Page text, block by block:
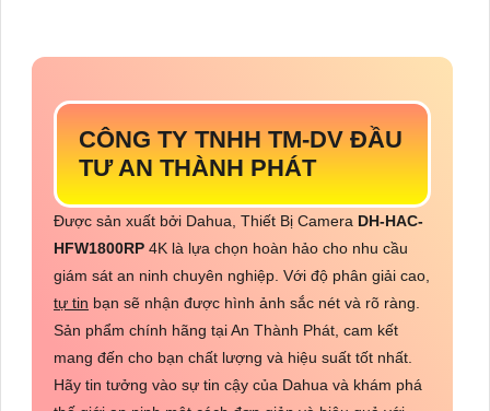
CÔNG TY TNHH TM-DV ĐẦU
TƯ AN THÀNH PHÁT
Được sản xuất bởi Dahua, Thiết Bị Camera DH-HAC-
HFW1800RP 4K là lựa chọn hoàn hảo cho nhu cầu
giám sát an ninh chuyên nghiệp. Với độ phân giải cao,
tự tin bạn sẽ nhận được hình ảnh sắc nét và rõ ràng.
Sản phẩm chính hãng tại An Thành Phát, cam kết
mang đến cho bạn chất lượng và hiệu suất tốt nhất.
Hãy tin tưởng vào sự tin cậy của Dahua và khám phá